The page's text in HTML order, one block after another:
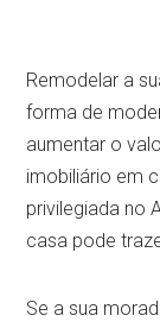
Remodelar a
forma de
aumentar o
imobiliário em
privilegiada no
casa pode
Se a sua